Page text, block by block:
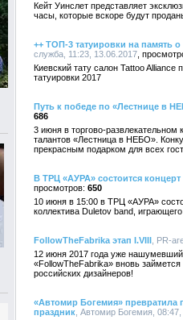
Кейт Уинслет представляет
часы, которые вскоре будут
++ ТОП-3 татуировки на память
служба, 11:23, 13.06.2017
Киевский тату салон Tattoo
татуировки 2017
Путь к победе по «Лестнице в
686
3 июня в торгово-
талантов «Лестница в НЕБО».
прекрасным подарком для всех
В ТРЦ «АУРА» состоится
650
10 июня в 15:00 в ТРЦ «АУРА»
коллектива Duletov band,
FollowTheFabrika этап I.VIII , PR-
12 июня 2017 года уже
«FollowTheFabrika» вновь
российских дизайнеров!
«Автомир Богемия» превратила
праздник , Автомир Богемия,